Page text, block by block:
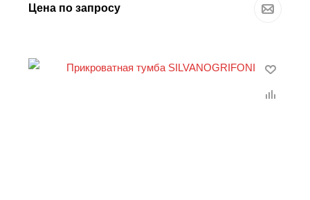
Цена по запросу